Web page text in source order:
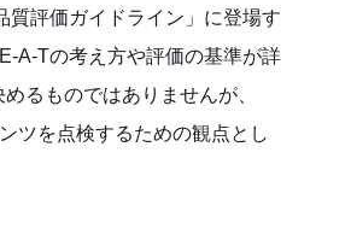
質評価ガイドライン」に登場す
A-Tの考え方や評価の基準が詳
るものではありませんが、
ツを点検するための観点とし